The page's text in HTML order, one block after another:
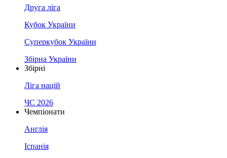
Друга ліга
Кубок України
Суперкубок України
Збірна України
Збірні
Ліга націй
ЧС 2026
Чемпіонати
Англія
Іспанія